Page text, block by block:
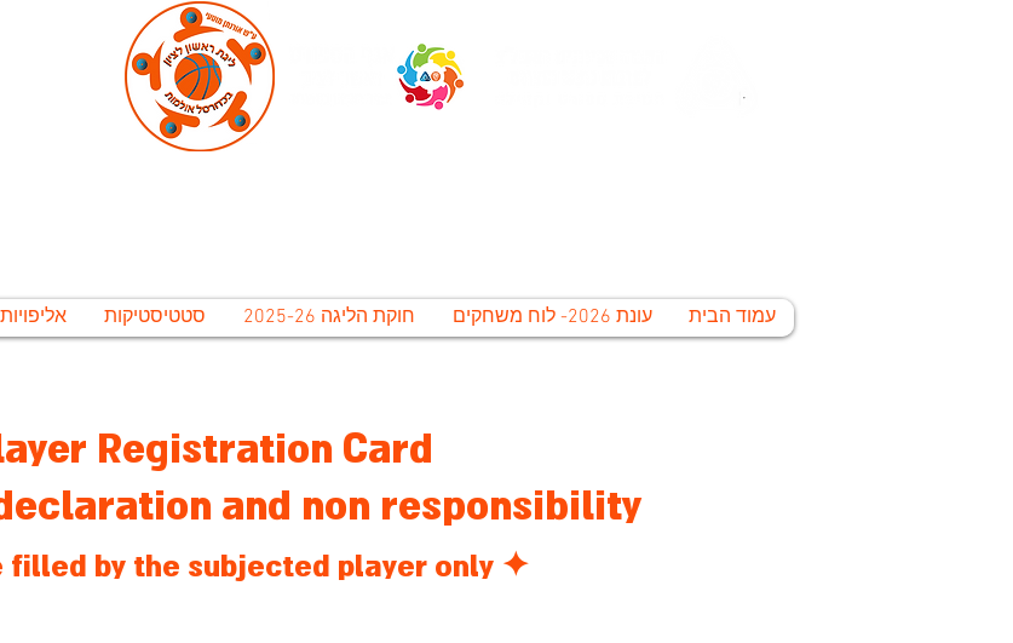
עמוד הבית עונת 2026- לוח משחקים חוקת הליגה 2025-26 סטטיסטיקות
Registration Card
and non responsibility
✦ Will be filled by the subjected player only ✦